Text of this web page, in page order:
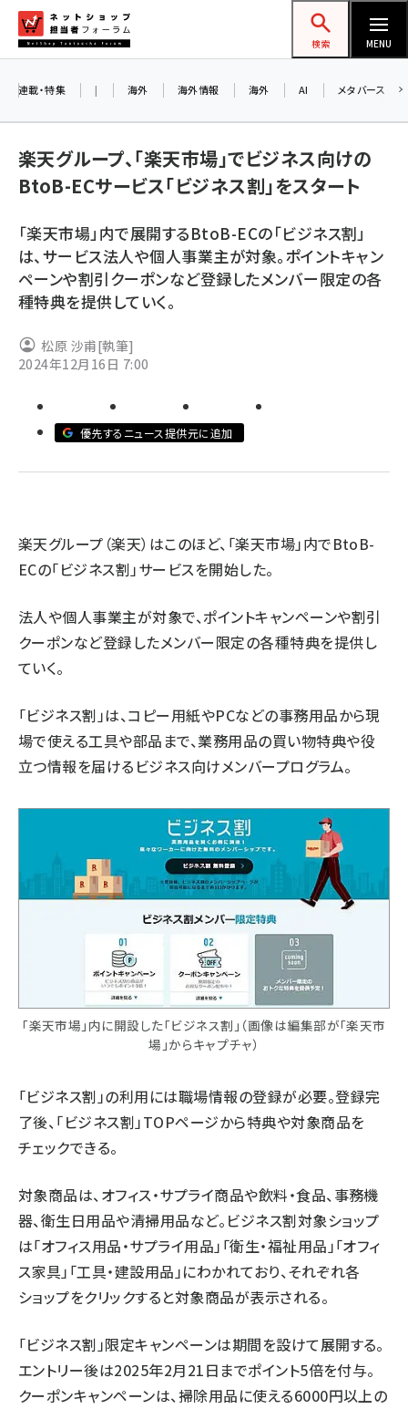
ン
ネットショップ担当者フォーラム
検索 MENU
yahoo (1910)
楽天 (1878)
ecbeing (1213)
アスクル (1126)
base (1085)
ビィ・フォアード (786)
revico (746)
連載・特集 | 海外 海外情報 海外 AI メタバース
楽天グループ、「楽天市場」でビジネス向けの
BtoB-ECサービス「ビジネス割」をスタート
「楽天市場」内で展開するBtoB-ECの「ビジネス割」
は、サービス法人や個人事業主が対象。ポイントキャン
ペーンや割引クーポンなど登録したメンバー限定の各
種特典を提供していく。
松原 沙甫[執筆]
2024年12月16日 7:00
優先するニュース提供元に追加
楽天グループ（楽天）はこのほど、「楽天市場」内でBtoB-
ECの「ビジネス割」サービスを開始した。
法人や個人事業主が対象で、ポイントキャンペーンや割引
クーポンなど登録したメンバー限定の各種特典を提供し
ていく。
「ビジネス割」は、コピー用紙やPCなどの事務用品から現
場で使える工具や部品まで、業務用品の買い物特典や役
立つ情報を届けるビジネス向けメンバープログラム。
「楽天市場」内に開設した「ビジネス割」（画像は編集部が「楽天市
場」からキャプチャ）
「ビジネス割」の利用には職場情報の登録が必要。登録完
了後、「ビジネス割」TOPページから特典や対象商品を
チェックできる。
対象商品は、オフィス・サプライ商品や飲料・食品、事務機
器、衛生日用品や清掃用品など。ビジネス割対象ショップ
は「オフィス用品・サプライ用品」「衛生・福祉用品」「オフィ
ス家具」「工具・建設用品」にわかれており、それぞれ各
ショップをクリックすると対象商品が表示される。
「ビジネス割」限定キャンペーンは期間を設けて展開する。
エントリー後は2025年2月21日までポイント5倍を付与。
クーポンキャンペーンは、掃除用品に使える6000円以上の
AI
交流